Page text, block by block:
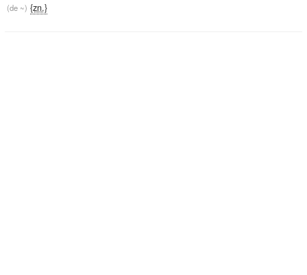
(de ~) {zn.}